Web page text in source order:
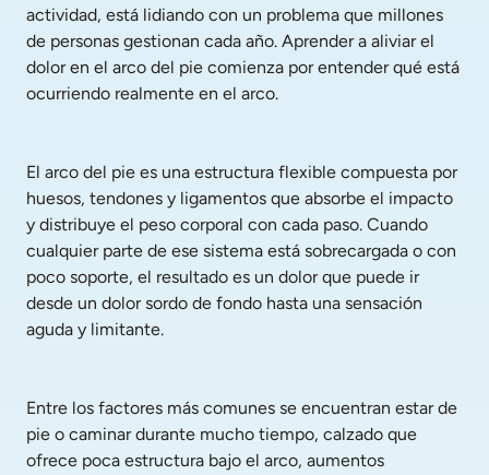
actividad, está lidiando con un problema que millones
de personas gestionan cada año. Aprender a aliviar el
dolor en el arco del pie comienza por entender qué está
ocurriendo realmente en el arco.
El arco del pie es una estructura flexible compuesta por
huesos, tendones y ligamentos que absorbe el impacto
y distribuye el peso corporal con cada paso. Cuando
cualquier parte de ese sistema está sobrecargada o con
poco soporte, el resultado es un dolor que puede ir
desde un dolor sordo de fondo hasta una sensación
aguda y limitante.
Entre los factores más comunes se encuentran estar de
pie o caminar durante mucho tiempo, calzado que
ofrece poca estructura bajo el arco, aumentos